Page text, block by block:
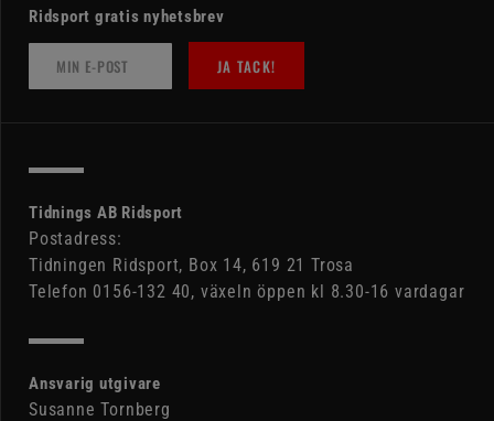
Ridsport gratis nyhetsbrev
JA TACK!
Tidnings AB Ridsport
Postadress:
Tidningen Ridsport, Box 14, 619 21 Trosa
Telefon 0156-132 40, växeln öppen kl 8.30-16 vardagar
Ansvarig utgivare
Susanne Tornberg